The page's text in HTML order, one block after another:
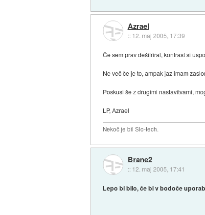
Azrael
:: 12. maj 2005, 17:39
Če sem prav dešifriral, kontrast si
Ne več če je to, ampak jaz imam
Poskusi še z drugimi nastavitvami,
LP, Azrael
Nekoč je bil Slo-tech.
Brane2
:: 12. maj 2005, 17:41
Lepo bi bilo, če bi v bodoče